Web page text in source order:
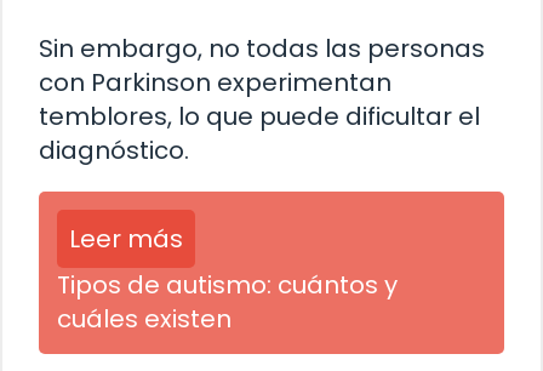
Sin embargo, no todas las personas
con Parkinson experimentan
temblores, lo que puede dificultar el
diagnóstico.
Leer más
Tipos de autismo: cuántos y
cuáles existen